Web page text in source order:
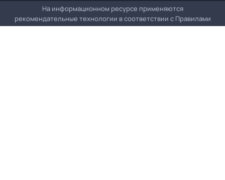
На информационном ресурсе применяются
рекомендательные технологии в соответствии с Правилами